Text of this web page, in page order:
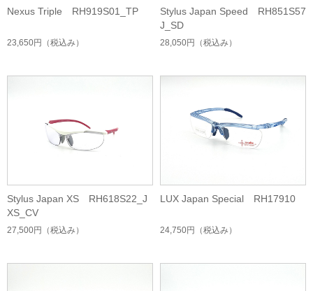
Nexus Triple RH919S01_TP
23,650円 （税込み）
Stylus Japan Speed RH851S57
J_SD
28,050円 （税込み）
Stylus Japan XS RH618S22_J
XS_CV
27,500円 （税込み）
LUX Japan Special RH17910
24,750円 （税込み）